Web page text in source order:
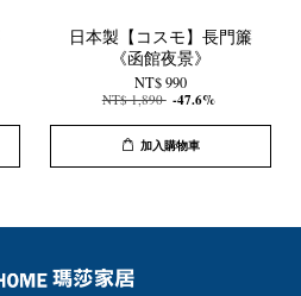
日本製【コスモ】長門簾
《函館夜景》
NT$ 990
NT$ 1,890 -47.6%
加入購物車